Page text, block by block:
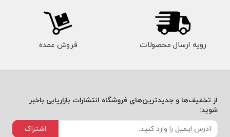
رویه ارسال محصولات فروش عمده
از تخفیف‌ها و جدیدترین‌های فروشگاه انتشارات بازاریابی باخبر
شوید:
اشتراک